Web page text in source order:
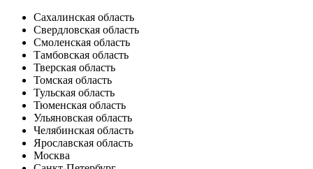
Сахалинская область
Свердловская область
Смоленская область
Тамбовская область
Тверская область
Томская область
Тульская область
Тюменская область
Ульяновская область
Челябинская область
Ярославская область
Москва